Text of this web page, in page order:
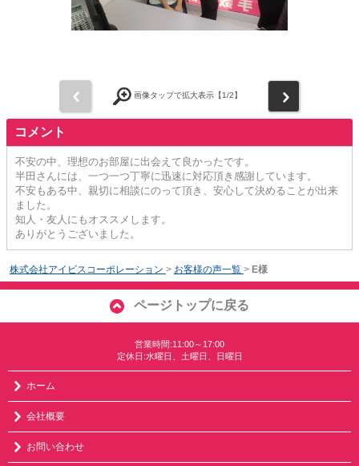
画像タップで拡大表示【1/2】
コメント
不安の中、理想のお部屋に出会えて良かったです。
半田さんには、一つ一つ丁寧に迅速に対応頂き感謝しています。
不安もある中、親切に相談にのって頂き、安心して決めることが出来
ました。
知人・友人にもオススメします。
ありがとうございました。
株式会社アイビスコーポレーション > お客様の声一覧 > E様
ページトップに戻る
営業時間:11:00～17:00
定休日:水曜日、土曜日、日曜日
ホーム
会社概要
お問い合わせ